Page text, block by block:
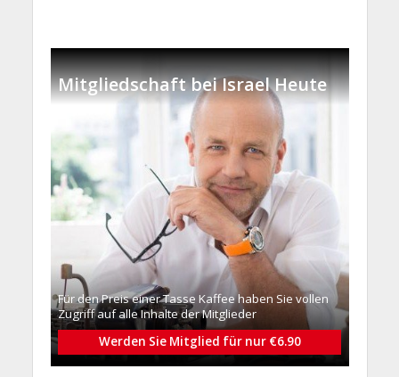
Mitgliedschaft bei Israel Heute
Für den Preis einer Tasse Kaffee haben Sie vollen
Zugriff auf alle Inhalte der Mitglieder
Werden Sie Mitglied für nur €6.90